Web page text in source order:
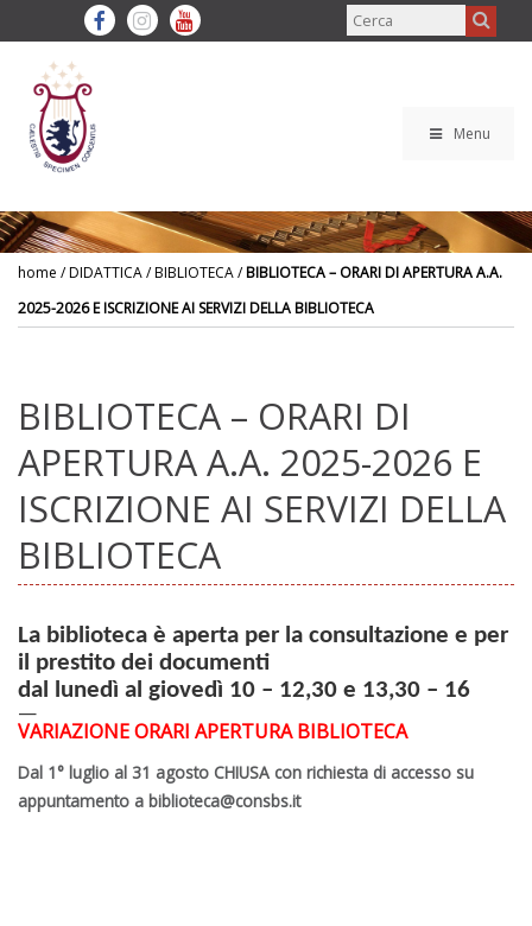
Menu
home / DIDATTICA / BIBLIOTECA /BIBLIOTECA – ORARI DI APERTURA A.A.
2025-2026 E ISCRIZIONE AI SERVIZI DELLA BIBLIOTECA
BIBLIOTECA – ORARI DI
APERTURA A.A. 2025-2026 E
ISCRIZIONE AI SERVIZI DELLA
BIBLIOTECA
La biblioteca è aperta per la consultazione e per
il prestito dei documenti
dal lunedì al giovedì 10 – 12,30 e 13,30 – 16
—
VARIAZIONE ORARI APERTURA BIBLIOTECA
Dal 1° luglio al 31 agosto CHIUSA con richiesta di accesso su
appuntamento a biblioteca@consbs.it